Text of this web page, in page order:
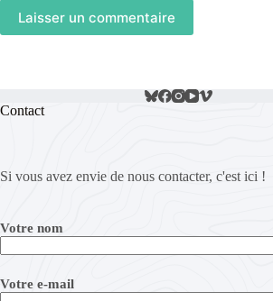
Laisser un commentaire
Contact
Si vous avez envie de nous contacter, c'est ici !
Votre nom
Votre e-mail